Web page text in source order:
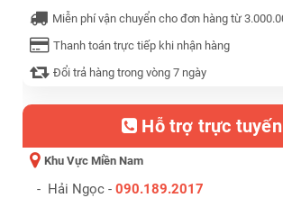
Miễn phí vận chuyển cho đơn hàng từ
Thanh toán trực tiếp khi nhận hàng
Đổi trả hàng trong vòng 7 ngày
Hỗ trợ trực tuyến
Khu Vực Miền Nam
- Hải Ngọc - 090.189.2017